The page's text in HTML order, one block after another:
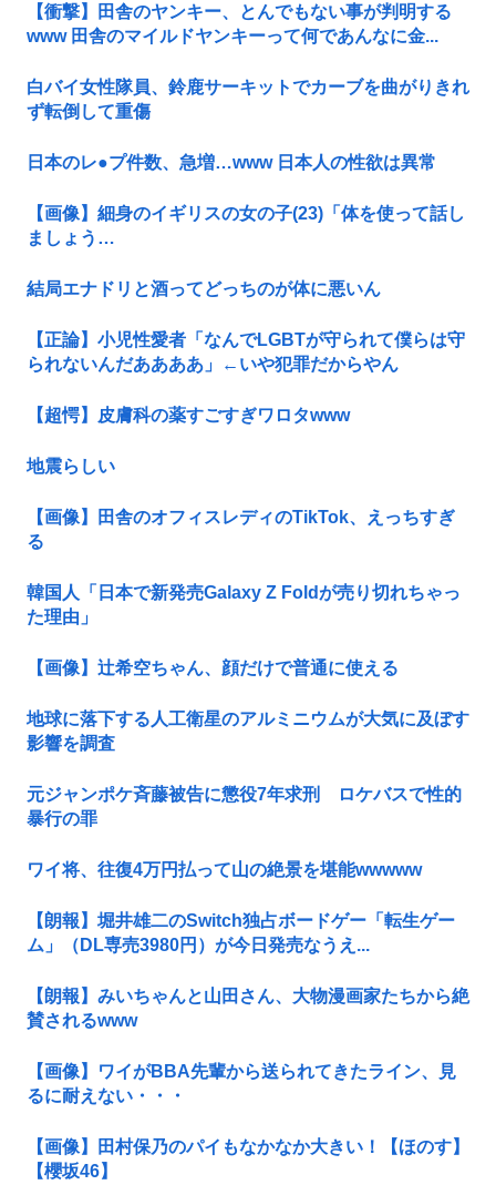
【衝撃】田舎のヤンキー、とんでもない事が判明する
www 田舎のマイルドヤンキーって何であんなに金...
白バイ女性隊員、鈴鹿サーキットでカーブを曲がりきれ
ず転倒して重傷
日本のレ●プ件数、急増…www 日本人の性欲は異常
【画像】細身のイギリスの女の子(23)「体を使って話し
ましょう…
結局エナドリと酒ってどっちのが体に悪いん
【正論】小児性愛者「なんでLGBTが守られて僕らは守
られないんだああああ」←いや犯罪だからやん
【超愕】皮膚科の薬すごすぎワロタwww
地震らしい
【画像】田舎のオフィスレディのTikTok、えっちすぎ
る
韓国人「日本で新発売Galaxy Z Foldが売り切れちゃっ
た理由」
【画像】辻希空ちゃん、顔だけで普通に使える
地球に落下する人工衛星のアルミニウムが大気に及ぼす
影響を調査
元ジャンポケ斉藤被告に懲役7年求刑 ロケバスで性的
暴行の罪
ワイ将、往復4万円払って山の絶景を堪能wwwww
【朗報】堀井雄二のSwitch独占ボードゲー「転生ゲー
ム」（DL専売3980円）が今日発売なうえ...
【朗報】みいちゃんと山田さん、大物漫画家たちから絶
賛されるwww
【画像】ワイがBBA先輩から送られてきたライン、見
るに耐えない・・・
【画像】田村保乃のパイもなかなか大きい！【ほのす】
【櫻坂46】